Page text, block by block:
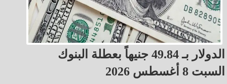
الدولار بـ 49.84 جنيهاً بعطلة البنوك
السبت 8 أغسطس 2026